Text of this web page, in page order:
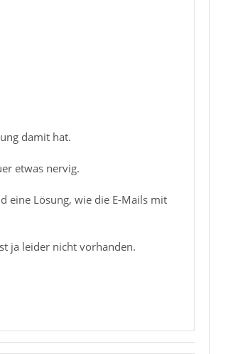
damit hat.
etwas nervig.
eine Lösung, wie die E-Mails mit
ja leider nicht vorhanden.